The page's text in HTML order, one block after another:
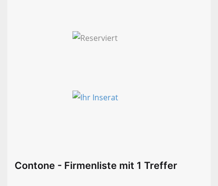
Contone - Firmenliste mit 1 Treffer